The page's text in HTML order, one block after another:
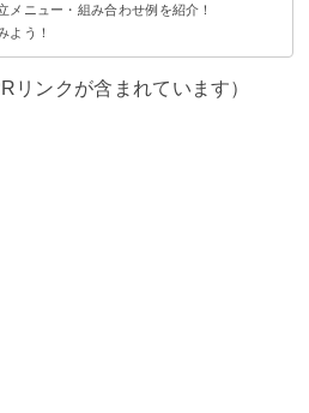
タ
ン風
メニュー・組み合わせ例を紹介！
麺料理が食べたい人におすすめ
スの良い夕飯を作りたい人におすすめ
ある夕飯を作りたい人におすすめ
よう！
リンクが含まれています）